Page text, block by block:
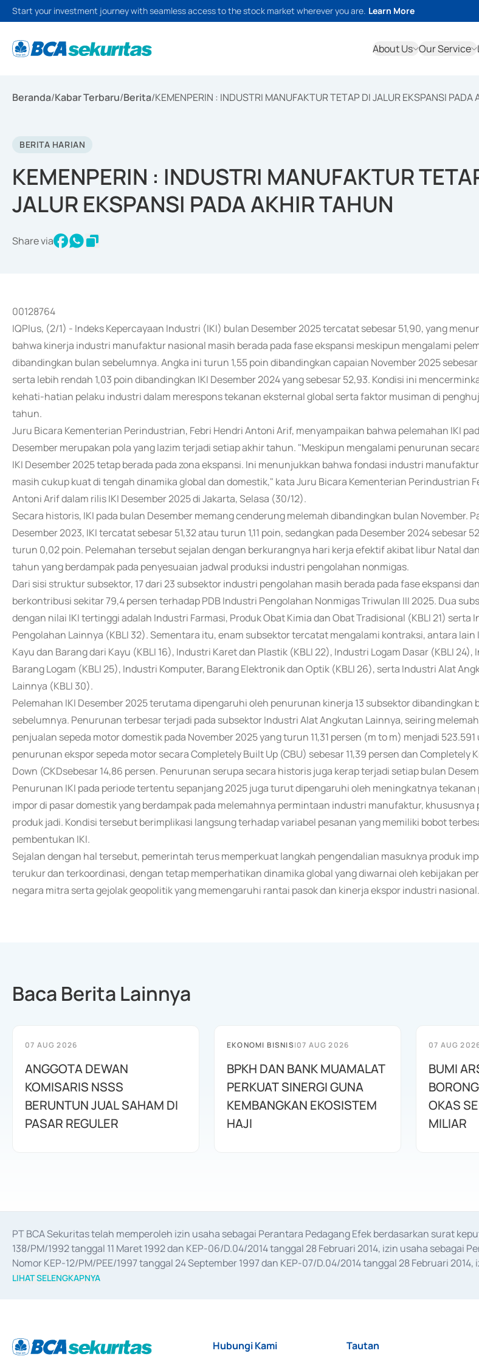
Start your investment journey with seamless access to the stock market wherever you are. Learn More
About Us Our Service
Beranda/Kabar Terbaru/Berita/KEMENPERIN : INDUSTRI MANUFAKTUR TETAP DI JALUR EKSPANSI PADA
BERITA HARIAN
KEMENPERIN : INDUSTRI MANUFAKTUR
JALUR EKSPANSI PADA AKHIR TAHUN
Share via
00128764
IQPlus, (2/1) - Indeks Kepercayaan Industri (IKI) bulan Desember 2025 tercatat sebesar 51,90, yang
bahwa kinerja industri manufaktur nasional masih berada pada fase ekspansi meskipun mengalami
dibandingkan bulan sebelumnya. Angka ini turun 1,55 poin dibandingkan capaian November 2025 sebesar
serta lebih rendah 1,03 poin dibandingkan IKI Desember 2024 yang sebesar 52,93. Kondisi ini
kehati-hatian pelaku industri dalam merespons tekanan eksternal global serta faktor musiman di
tahun.
Juru Bicara Kementerian Perindustrian, Febri Hendri Antoni Arif, menyampaikan bahwa pelemahan IKI
Desember merupakan pola yang lazim terjadi setiap akhir tahun. "Meskipun mengalami penurunan
IKI Desember 2025 tetap berada pada zona ekspansi. Ini menunjukkan bahwa fondasi industri
masih cukup kuat di tengah dinamika global dan domestik," kata Juru Bicara Kementerian Perindustrian
Antoni Arif dalam rilis IKI Desember 2025 di Jakarta, Selasa (30/12).
Secara historis, IKI pada bulan Desember memang cenderung melemah dibandingkan bulan November.
Desember 2023, IKI tercatat sebesar 51,32 atau turun 1,11 poin, sedangkan pada Desember 2024 sebesar
turun 0,02 poin. Pelemahan tersebut sejalan dengan berkurangnya hari kerja efektif akibat libur Natal
tahun yang berdampak pada penyesuaian jadwal produksi industri pengolahan nonmigas.
Dari sisi struktur subsektor, 17 dari 23 subsektor industri pengolahan masih berada pada fase ekspansi dan
berkontribusi sekitar 79,4 persen terhadap PDB Industri Pengolahan Nonmigas Triwulan III 2025. Dua
dengan nilai IKI tertinggi adalah Industri Farmasi, Produk Obat Kimia dan Obat Tradisional (KBLI 21) serta
Pengolahan Lainnya (KBLI 32). Sementara itu, enam subsektor tercatat mengalami kontraksi, antara lain
Kayu dan Barang dari Kayu (KBLI 16), Industri Karet dan Plastik (KBLI 22), Industri Logam Dasar (KBLI 24),
Barang Logam (KBLI 25), Industri Komputer, Barang Elektronik dan Optik (KBLI 26), serta Industri Alat
Lainnya (KBLI 30).
Pelemahan IKI Desember 2025 terutama dipengaruhi oleh penurunan kinerja 13 subsektor dibandingkan
sebelumnya. Penurunan terbesar terjadi pada subsektor Industri Alat Angkutan Lainnya, seiring
penjualan sepeda motor domestik pada November 2025 yang turun 11,31 persen (m to m) menjadi
penurunan ekspor sepeda motor secara Completely Built Up (CBU) sebesar 11,39 persen dan Completely
Down (CKDsebesar 14,86 persen. Penurunan serupa secara historis juga kerap terjadi setiap bulan
Penurunan IKI pada periode tertentu sepanjang 2025 juga turut dipengaruhi oleh meningkatnya tekanan
impor di pasar domestik yang berdampak pada melemahnya permintaan industri manufaktur, khususnya
produk jadi. Kondisi tersebut berimplikasi langsung terhadap variabel pesanan yang memiliki bobot
pembentukan IKI.
Sejalan dengan hal tersebut, pemerintah terus memperkuat langkah pengendalian masuknya produk
terukur dan terkoordinasi, dengan tetap memperhatikan dinamika global yang diwarnai oleh kebijakan
negara mitra serta gejolak geopolitik yang memengaruhi rantai pasok dan kinerja ekspor industri
Baca Berita Lainnya
07 AUG 2026
ANGGOTA DEWAN
KOMISARIS NSSS
BERUNTUN JUAL SAHAM DI
PASAR REGULER
EKONOMI BISNIS|07 AUG 2026
BPKH DAN BANK MUAMALAT
PERKUAT SINERGI GUNA
KEMBANGKAN EKOSISTEM
HAJI
07 AUG
BUMI
OKAS
MILIAR
PT BCA Sekuritas telah memperoleh izin usaha sebagai Perantara Pedagang Efek berdasarkan surat
138/PM/1992 tanggal 11 Maret 1992 dan KEP-06/D.04/2014 tanggal 28 Februari 2014, izin usaha
Nomor KEP-12/PM/PEE/1997 tanggal 24 September 1997 dan KEP-07/D.04/2014 tanggal 28 Februari
merger, akuisisi, divestasi, dan
LIHAT SELENGKAPNYA
Hubungi Kami Tautan